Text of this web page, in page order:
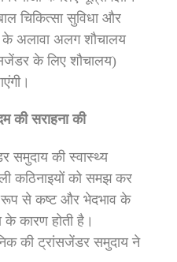
चिकित्सा सुविधा और
अलावा अलग शौचालय
के लिए शौचालय)
की सराहना की
समुदाय की स्वास्थ्य
कठिनाइयों को समझ कर
रूप से कष्‍ट और भेदभाव के
कारण होती है।
की ट्रांसजेंडर समुदाय ने